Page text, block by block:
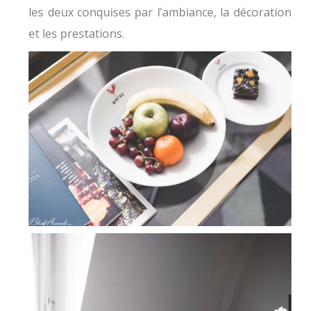
les deux conquises par l’ambiance, la décoration
et les prestations.